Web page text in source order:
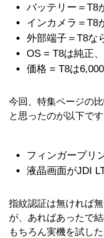
バッテリー＝T8
インカメラ＝T8
外部端子＝T8な
OS = T8は純正
価格 = T8は
今回、特集ページの
と思ったのが以下です
フィンガープリ
液晶画面がJDI
指紋認証は無ければ
が、あればあったで結
もちろん実機を試し